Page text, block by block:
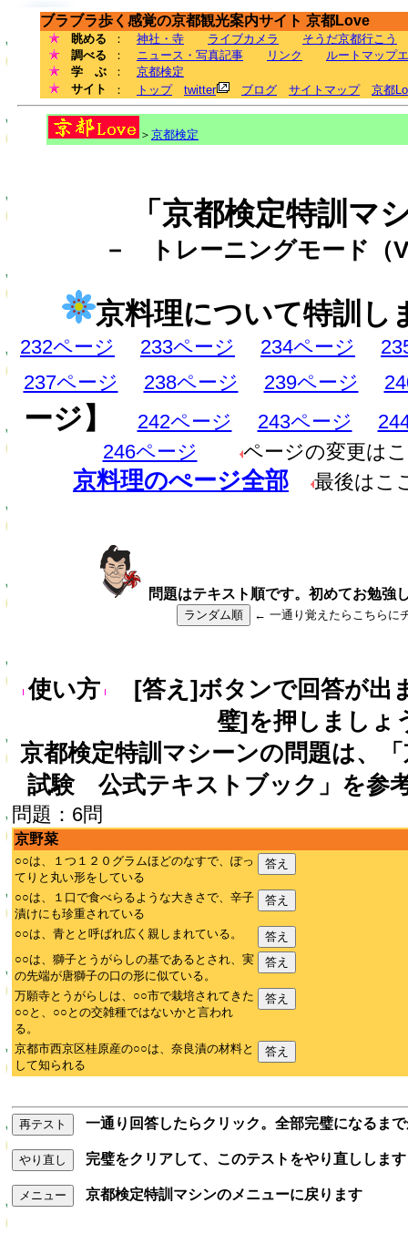
ブラブラ歩く感覚の京都観光案内サイト 京都Love
眺める ： 神社・寺 ライブカメラ
そうだ京都行こう
調べる
： ニュース・写真記事 リンク
ルートマップ
学 ぶ
： 京都検定
サイト
： トップ twitter ブログ サイトマップ 京都
＞ 京都検定
「京都検定特訓マ
－ トレーニングモード（
京料理について特訓し
232ページ 233ページ 234ページ
237ページ
238ページ 239ページ
ージ】 242ページ 243ページ
246ページ
ページの変更は
京料理のぺージ全部 最後はこ
問題はテキスト順です。初めてお勉強
ランダム順 ← 一通り覚えたらこちらに
使い方
[答え]ボタンで回答が出
璧]を押しましょ
京都検定特訓マシーンの問題は、
試験 公式テキストブック」を参
問題：6問
京野菜
○○は、１つ１２０グラムほどのなすで、ぽっ
てりと丸い形をしている
答え
○○は、１口で食べらるような大きさで、辛子
漬けにも珍重されている
答え
○○は、青とと呼ばれ広く親しまれている。
答え
○○は、獅子とうがらしの基であるとされ、実
の先端が唐獅子の口の形に似ている。
答え
万願寺とうがらしは、○○市で栽培されてきた
○○と、○○との交雑種ではないかと言われ
る。
答え
京都市西京区桂原産の○○は、奈良漬の材料と
して知られる
答え
再テスト 一通り回答したらクリック。全部完璧になるま
やり直し 完璧をクリアして、このテストをやり直しします
メニュー 京都検定特訓マシンのメニューに戻ります